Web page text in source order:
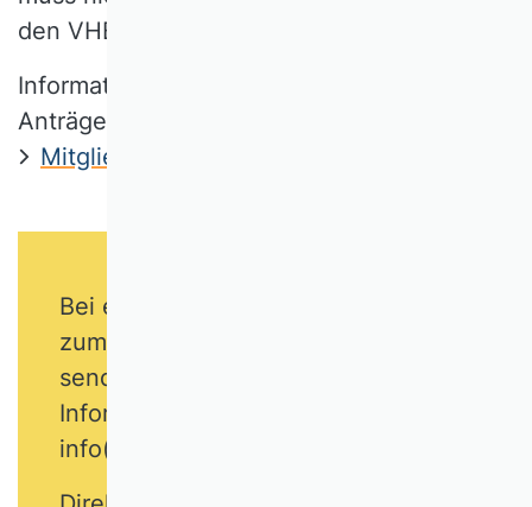
den VHB gewartet werden.
Informationen und die entsprechenden
Anträge finden Sie unter:
Mitgliedschaft
Bei einer gleichzeitigen Anmeldung
zum Kurs + Mitgliedschaft im VHB
senden Sie uns bitte eine kurze
Informations-E-Mail an
info(at)vhbonline(dot)org.